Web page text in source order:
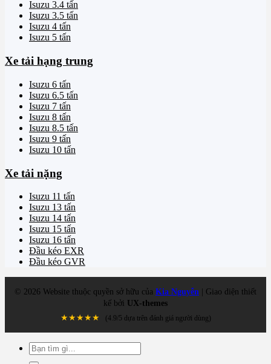
Isuzu 3.4 tấn
Isuzu 3.5 tấn
Isuzu 4 tấn
Isuzu 5 tấn
Xe tải hạng trung
Isuzu 6 tấn
Isuzu 6.5 tấn
Isuzu 7 tấn
Isuzu 8 tấn
Isuzu 8.5 tấn
Isuzu 9 tấn
Isuzu 10 tấn
Xe tải nặng
Isuzu 11 tấn
Isuzu 13 tấn
Isuzu 14 tấn
Isuzu 15 tấn
Isuzu 16 tấn
Đầu kéo EXR
Đầu kéo GVR
© 2026 Website thuộc quyền sở hữu của Kia Nguyễn | Giao diện thiết
kế bởi UX-themes
★★★★★
(4.9/5 dựa trên đánh giá người dùng)
Tìm
kiếm: